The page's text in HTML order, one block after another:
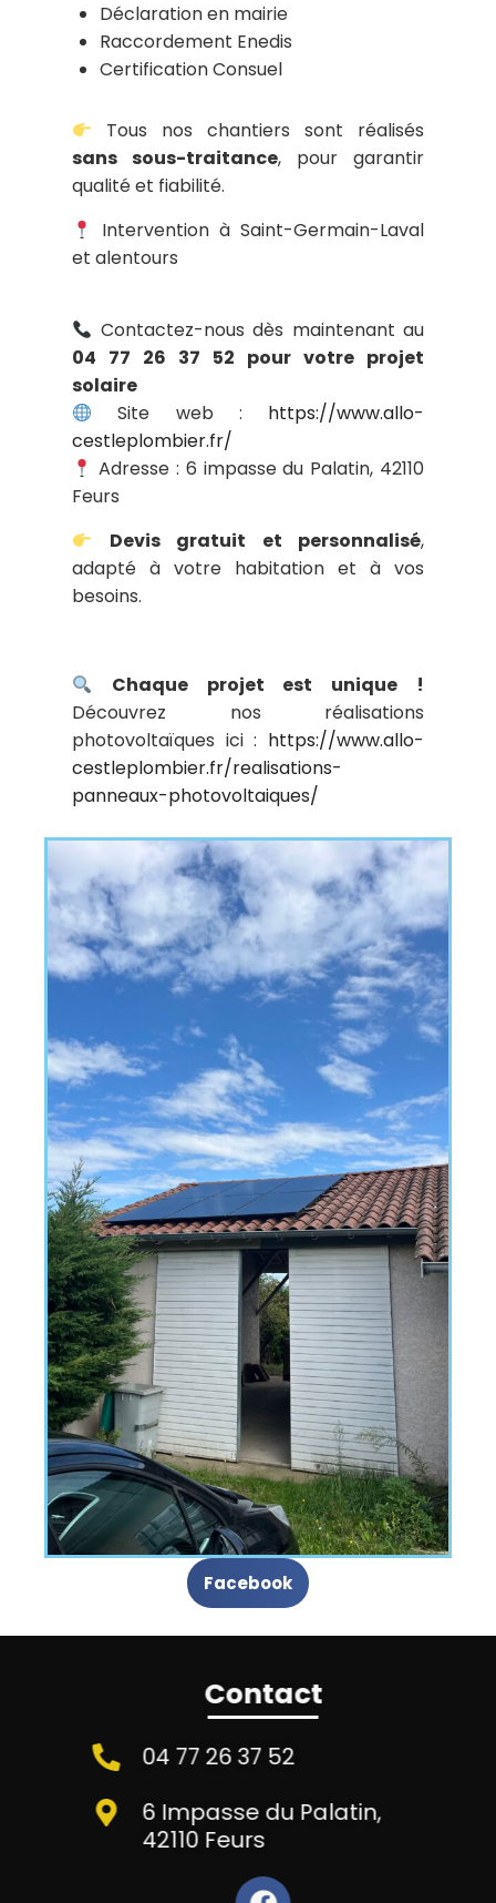
Déclaration en mairie
Raccordement Enedis
Certification Consuel
Tous nos chantiers sont réalisés
sans sous-traitance, pour garantir
qualité et fiabilité.
Intervention à Saint-Germain-Laval
et alentours
Contactez-nous dès maintenant au
04 77 26 37 52 pour votre projet
solaire
Site web : https://www.allo-
cestleplombier.fr/
Adresse : 6 impasse du Palatin, 42110
Feurs
Devis gratuit et personnalisé,
adapté à votre habitation et à vos
besoins.
Chaque projet est unique !
Découvrez nos réalisations
photovoltaïques ici : https://www.allo-
cestleplombier.fr/realisations-
panneaux-photovoltaiques/
Facebook
Contact
04 77 26 37 52
6 Impasse du Palatin,
42110 Feurs